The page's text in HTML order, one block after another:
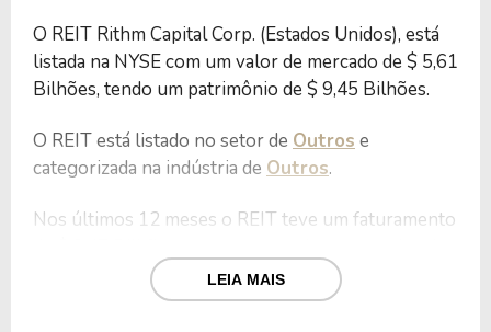
O REIT Rithm Capital Corp. (Estados Unidos), está
listada na NYSE com um valor de mercado de $ 5,61
Bilhões, tendo um patrimônio de $ 9,45 Bilhões.
O REIT está listado no setor de Outros e
categorizada na indústria de Outros.
Nos últimos 12 meses o REIT teve um faturamento
$ 465,50 Milhões.
LEIA MAIS